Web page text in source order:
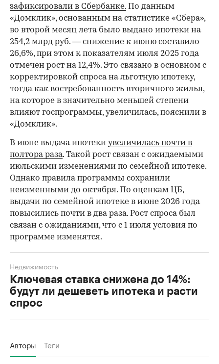
зафиксировали в Сбербанке. По данным
«Домклик», основанным на статистике «Сбера»,
во второй месяц лета было выдано ипотеки на
254,2 млрд руб. — снижение к июню составило
26,6%, при этом к показателям июля 2025 года
отмечен рост на 12,4%. Это связано в основном с
корректировкой спроса на льготную ипотеку,
тогда как востребованность вторичного жилья,
на которое в значительно меньшей степени
влияют госпрограммы, увеличилась, пояснили в
«Домклик».
В июне выдача ипотеки увеличилась почти в
полтора раза. Такой рост связан с ожидаемыми
июльскими изменениями по семейной ипотеке.
Однако правила программы сохранили
неизменными до октября. По оценкам ЦБ,
выдачи по семейной ипотеке в июне 2026 года
повысились почти в два раза. Рост спроса был
связан с ожиданиями, что с 1 июля условия по
программе изменятся.
Ключевая ставка снижена до 14%:
будут ли дешеветь ипотека и расти
спрос
Недвижимость
Авторы Теги